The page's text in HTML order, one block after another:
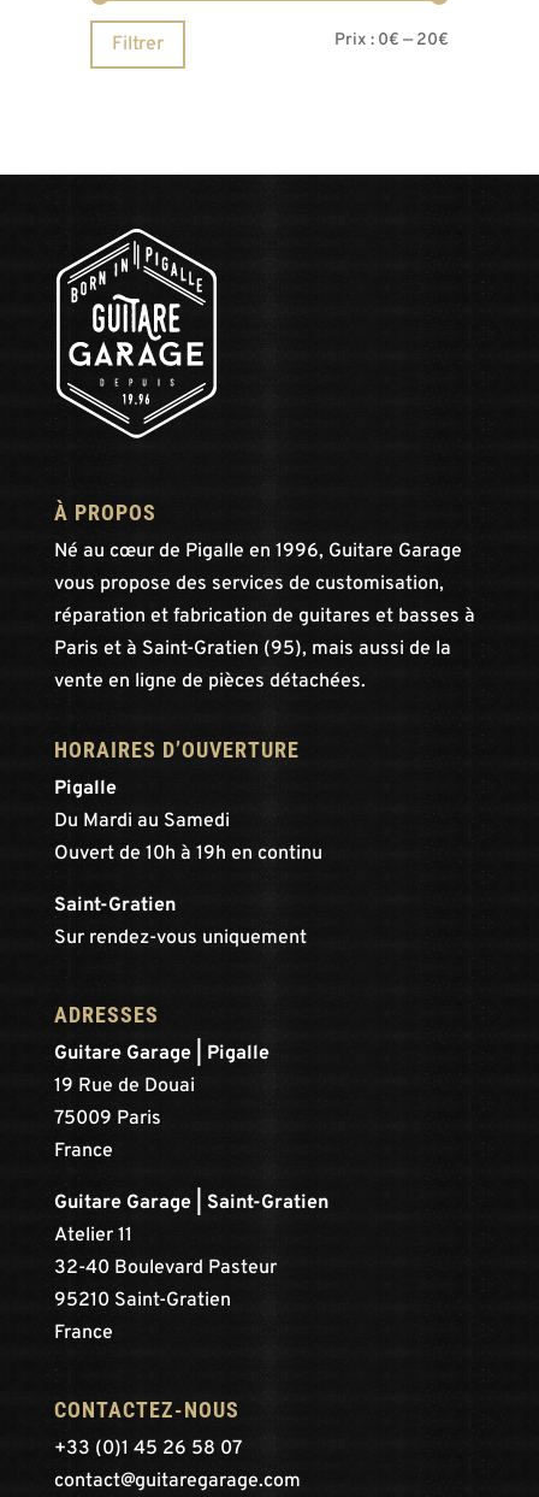
Filtrer Prix : 0€ — 20€
À PROPOS
Né au cœur de Pigalle en 1996, Guitare Garage
vous propose des services de customisation,
réparation et fabrication de guitares et basses à
Paris et à Saint-Gratien (95), mais aussi de la
vente en ligne de pièces détachées.
HORAIRES D’OUVERTURE
Pigalle
Du Mardi au Samedi
Ouvert de 10h à 19h en continu
Saint-Gratien
Sur rendez-vous uniquement
ADRESSES
Guitare Garage | Pigalle
19 Rue de Douai
75009 Paris
France
Guitare Garage | Saint-Gratien
Atelier 11
32-40 Boulevard Pasteur
95210 Saint-Gratien
France
CONTACTEZ-NOUS
+33 (0)1 45 26 58 07
contact@guitaregarage.com